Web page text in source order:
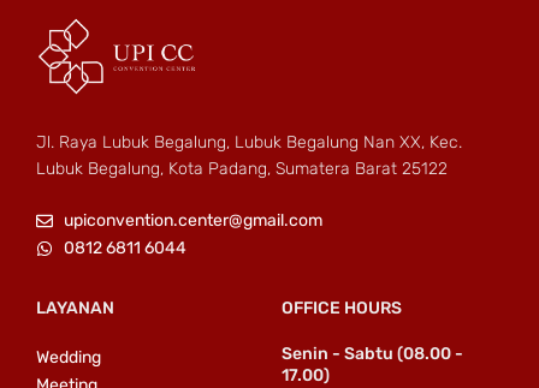
Jl. Raya Lubuk Begalung, Lubuk Begalung Nan XX, Kec.
Lubuk Begalung, Kota Padang, Sumatera Barat 25122
upiconvention.center@gmail.com
0812 6811 6044
LAYANAN
Wedding
OFFICE HOURS
Senin - Sabtu (08.00 -
17.00)